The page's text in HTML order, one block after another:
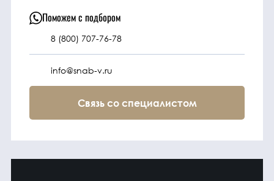
Под заказ
Поможем с подбором
8 (800) 707-76-78
info@snab-v.ru
Связь со специалистом